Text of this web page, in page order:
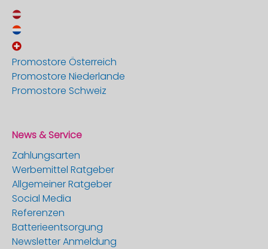
Promostore Österreich
Promostore Niederlande
Promostore Schweiz
News & Service
Zahlungsarten
Werbemittel Ratgeber
Allgemeiner Ratgeber
Social Media
Referenzen
Batterieentsorgung
Newsletter Anmeldung